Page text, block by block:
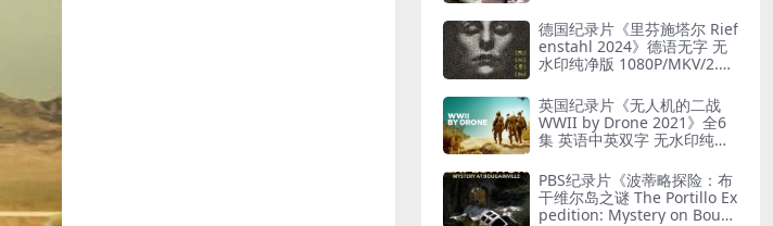
勒共存
德国纪录片《里芬施塔尔 Rief
enstahl 2024》德语无字 无
水印纯净版 1080P/MKV/2.12
英国纪录片《无人机的二战
WWII by Drone 2021》全6
集 英语中英双字 无水印纯净
人机
PBS纪录片《波蒂略探险：布
干维尔岛之谜 The Portillo Ex
pedition: Mystery on Boug